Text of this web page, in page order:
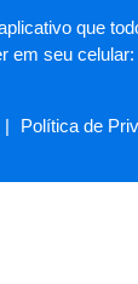
que
em seu
| Política de